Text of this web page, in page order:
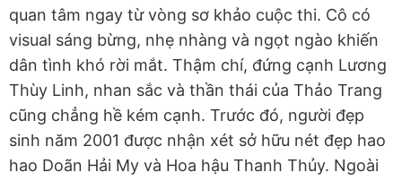
quan tâm ngay từ vòng sơ khảo cuộc thi. Cô có
visual sáng bừng, nhẹ nhàng và ngọt ngào khiến
dân tình khó rời mắt. Thậm chí, đứng cạnh Lương
Thùy Linh, nhan sắc và thần thái của Thảo Trang
cũng chẳng hề kém cạnh. Trước đó, người đẹp
sinh năm 2001 được nhận xét sở hữu nét đẹp hao
hao Doãn Hải My và Hoa hậu Thanh Thủy. Ngoài